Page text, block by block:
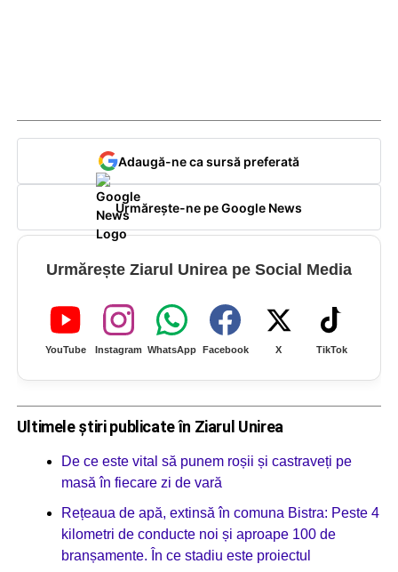
Adaugă-ne ca sursă preferată
Urmărește-ne pe Google News
Urmărește Ziarul Unirea pe Social Media
YouTube Instagram WhatsApp Facebook X TikTok
Ultimele știri publicate în Ziarul Unirea
De ce este vital să punem roșii și castraveți pe
masă în fiecare zi de vară
Rețeaua de apă, extinsă în comuna Bistra: Peste 4
kilometri de conducte noi și aproape 100 de
branșamente. În ce stadiu este proiectul